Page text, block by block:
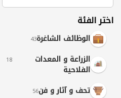
اختر الفئة
الوظائف الشاغرة43
الزراعة و المعدات
الفلاحية
18
تحف و آثار و فن56